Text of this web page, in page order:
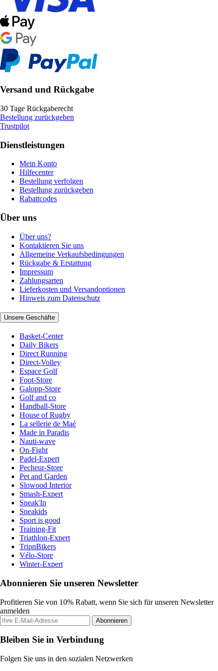
Versand und Rückgabe
30 Tage Rückgaberecht
Bestellung zurückgeben
Trustpilot
Dienstleistungen
Mein Konto
Hilfecenter
Bestellung verfolgen
Bestellung zurückgeben
Rabattcodes
Über uns
Über uns?
Kontaktieren Sie uns
Allgemeine Verkaufsbedingungen
Rückgabe & Erstattung
Impressum
Zahlungsarten
Lieferkosten und Versandoptionen
Hinweis zum Datenschutz
Unsere Geschäfte
Basket-Center
Daily Bikers
Direct Running
Direct-Volley
Espace Golf
Foot-Store
Galopp-Store
Golf and co
Handball-Store
House of Rugby
La sellerie de Maé
Made in Paradis
Nauti-wave
On-Fight
Padel-Expert
Pecheur-Store
Pet and Garden
Slowood Interior
Smash-Expert
Sneak'In
Sneakids
Sport is good
Training-Fit
Triathlon-Expert
TripnBikers
Vélo-Store
Winter-Expert
Abonnieren Sie unseren Newsletter
Profitieren Sie von 10% Rabatt, wenn Sie sich für unseren Newsletter
anmelden
Abonnieren
Bleiben Sie in Verbindung
Folgen Sie uns in den sozialen Netzwerken